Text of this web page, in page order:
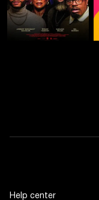
Help center